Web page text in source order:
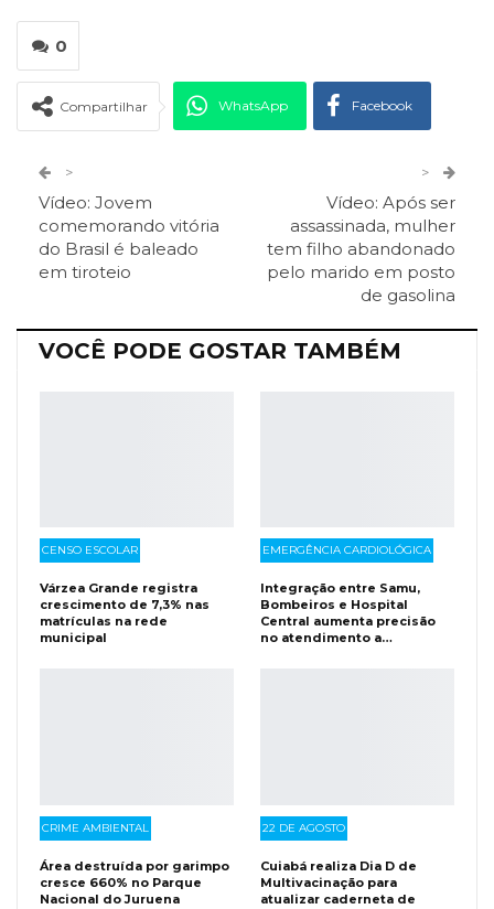
0
Compartilhar WhatsApp Facebook
Pinterest Telegram
Facebook Messenger Viber O email
>
Vídeo: Jovem
comemorando vitória
do Brasil é baleado
em tiroteio
>
Vídeo: Após ser
assassinada, mulher
tem filho abandonado
pelo marido em posto
de gasolina
VOCÊ PODE GOSTAR TAMBÉM
CENSO ESCOLAR
Várzea Grande registra
crescimento de 7,3% nas
matrículas na rede
municipal
EMERGÊNCIA CARDIOLÓGICA
Integração entre Samu,
Bombeiros e Hospital
Central aumenta precisão
no atendimento a…
CRIME AMBIENTAL
Área destruída por garimpo
cresce 660% no Parque
Nacional do Juruena
22 DE AGOSTO
Cuiabá realiza Dia D de
Multivacinação para
atualizar caderneta de